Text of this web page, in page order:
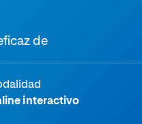
Salud
Facultad de Economía y
Empresa
Escuela Superior de Ingeniería
de
interactivo